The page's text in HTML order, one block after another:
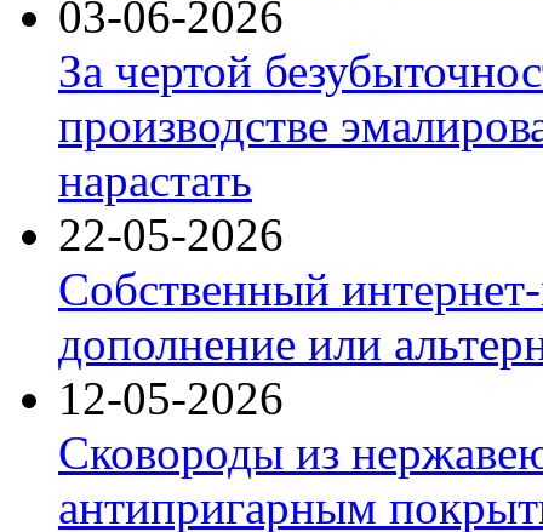
03-06-2026
За чертой
производстве
нарастать
22-05-2026
Собственный
дополнение или
12-05-2026
Сковороды из
антипригарным